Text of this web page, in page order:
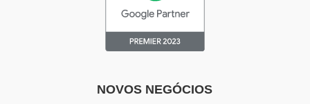
NOVOS NEGÓCIOS